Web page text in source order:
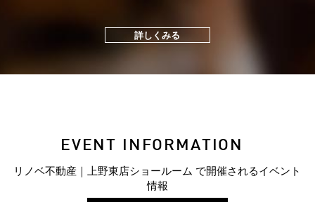
詳しくみる
EVENT INFORMATION
リノベ不動産｜上野東店ショールーム で開催されるイベント
情報